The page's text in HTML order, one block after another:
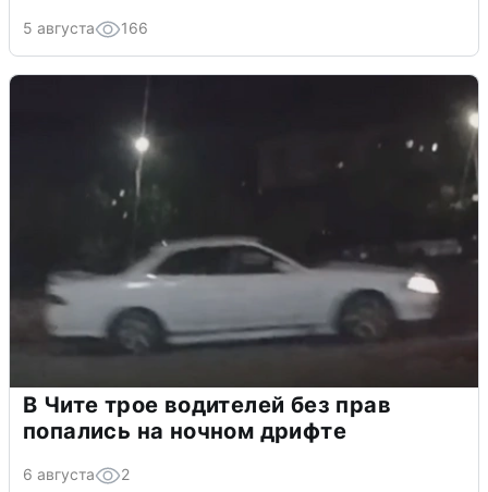
5 августа 166
В Чите трое водителей без прав
попались на ночном дрифте
6 августа 2